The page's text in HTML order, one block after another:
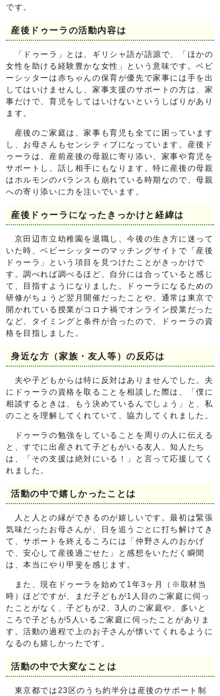
です。
産後ドゥーラの活動内容は
「ドゥーラ」とは、ギリシャ語が語源で、「ほかの
女性を助ける経験豊かな女性」という意味です。ベビ
ーシッターは赤ちゃんの保育が優先で家事には手を出
してはいけませんし、家事支援のサポートの方は、家
事だけで、育児をしてはいけないというしばりがあり
ます。
産後のご家庭は、家事も育児も全てに困っています
し、お母さんもセンシティブになっています。産後ド
ゥーラは、産前産後の母親に寄り添い、家事や育児を
サポートし、話し相手にもなります。特に産後の母親
はホルモンのバランスも崩れている時期なので、母親
への寄り添いに力を注いでいます。
産後ドゥーラになったきっかけと経緯は
京田辺市立幼稚園を退職し、今後の生き方に迷って
いた時、ベビーシッターのマッチングサイトで「産後
ドゥーラ」という項目を見つけたことがきっかけで
す。調べれば調べるほど、自分には合っていると感じ
て、目指すようになりました。ドゥーラになるための
研修がちょうど翌月開催だったことや、通常は東京で
開かれている授業がコロナ禍でオンライン授業だった
など、タイミングと条件が合ったので、ドゥーラの資
格を目指しました。
身近な方（家族・友人等）の反応は
夫や子どもからは特に反対はありませんでした。夫
にドゥーラの資格を取ることを相談した際は、「僕に
相談するときは、もう決めているんでしょう」と、私
のことを理解してくれていて、協力してくれました。
ドゥーラの勉強をしていることを周りの人に伝える
と、すでに出産されて子どもがいる友人、知人たち
は、「その支援は絶対にいる！」と言って応援してく
れました。
活動の中で嬉しかったことは
人と人との縁ができるのが嬉しいです。最初は緊張
気味だったお母さんが、日を追うごとに打ち解けてき
て、サポートを終えるころには「仲野さんのおかげ
で、安心して産後過ごせた」と感想をいただく瞬間
は、本当にやり甲斐を感じます。
また、現在ドゥーラを始めて1年3ヶ月（※取材当
時）ほどですが、まだ子どもが1人目のご家庭に伺っ
たことがなく、子どもが2、3人のご家庭や、多いと
ころで子どもが5人いるご家庭に伺ったことがありま
す。活動の過程で上のお子さんが懐いてくれるように
なるのも嬉しかったです。
活動の中で大変なことは
東京都では23区のうち約半分は産後のサポート制